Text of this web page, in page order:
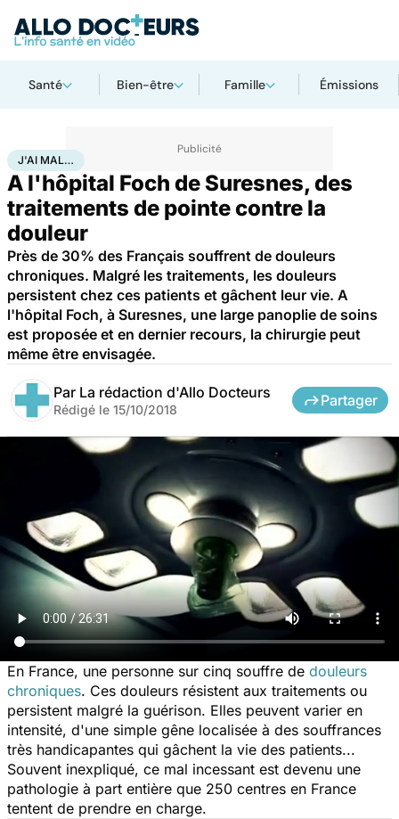
Santé Bien-être Famille Émissions
AccueilSanté Maladies
J'AI MAL…
A l'hôpital Foch de Suresnes, des
traitements de pointe contre la
douleur
Près de 30% des Français souffrent de douleurs
chroniques. Malgré les traitements, les douleurs
persistent chez ces patients et gâchent leur vie. A
l'hôpital Foch, à Suresnes, une large panoplie de soins
est proposée et en dernier recours, la chirurgie peut
même être envisagée.
Par La rédaction d'Allo Docteurs
Rédigé le 15/10/2018
Partager
En France, une personne sur cinq souffre de douleurs
chroniques. Ces douleurs résistent aux traitements ou
persistent malgré la guérison. Elles peuvent varier en
intensité, d'une simple gêne localisée à des souffrances
très handicapantes qui gâchent la vie des patients...
Souvent inexpliqué, ce mal incessant est devenu une
pathologie à part entière que 250 centres en France
tentent de prendre en charge.